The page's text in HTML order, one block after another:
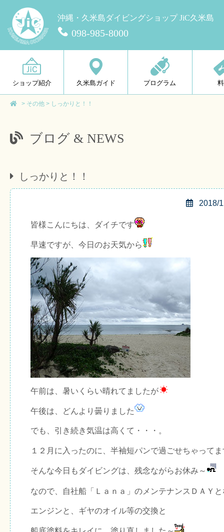
沖縄・久米島ダイビングショップ JiC久米島
098-985-8000
ショップ紹介 久米島ガイド プログラム
> その他 > しっかりと！！
ブログ & NEWS
しっかりと！！
2018/
皆様こんにちは、ダイチです
早速ですが、今日のお天気から
午前は、暑いくらい晴れてましたが
午後は、どんより曇りました
でも、引き続き気温は高くて・・・。
１２月に入ったのに、半袖短パンで過ごせちゃってま
そんな今日もダイビングは、残念ながらお休み～
なので、自社船「Ｌａｎａ」のメンテナンスＤＡＹ
エンジンと、ギヤのオイル等の交換と